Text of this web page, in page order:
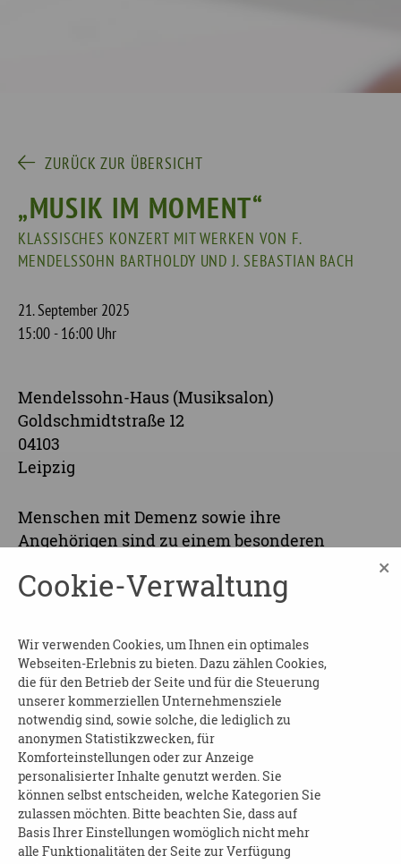
ZURÜCK ZUR ÜBERSICHT
„MUSIK IM MOMENT“
KLASSISCHES KONZERT MIT WERKEN VON F.
MENDELSSOHN BARTHOLDY UND J. SEBASTIAN BACH
21. September 2025
15:00 - 16:00 Uhr
Mendelssohn-Haus (Musiksalon)
Goldschmidtstraße 12
04103
Leipzig
Menschen mit Demenz sowie ihre
Angehörigen sind zu einem besonderen
Hauses eingeladen, in einer Atmosphäre frei
von Erwartungsdruck und Konventionen
Bewegung oder stille Momente – alles hat
Platz. Es geht nicht um perfekte Stille, das
Konzert schenkt einen Raum des
gemeinsamen Erlebens von Musik.
Kosten:5,00 Euro
Anmeldung:erforderlich
Anmeldung & Auskünfte:
Mendelssohn-Stiftung
Cookie-Verwaltung ×
Wir verwenden Cookies, um Ihnen ein optimales
Webseiten-Erlebnis zu bieten. Dazu zählen Cookies,
die für den Betrieb der Seite und für die Steuerung
unserer kommerziellen Unternehmensziele
notwendig sind, sowie solche, die lediglich zu
anonymen Statistikzwecken, für
Komforteinstellungen oder zur Anzeige
personalisierter Inhalte genutzt werden. Sie
können selbst entscheiden, welche Kategorien Sie
zulassen möchten. Bitte beachten Sie, dass auf
Basis Ihrer Einstellungen womöglich nicht mehr
alle Funktionalitäten der Seite zur Verfügung